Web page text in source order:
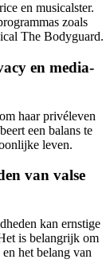
en musicalster.
zoals
The Bodyguard.
en media-
haar privéleven
een balans te
leven.
van valse
kan ernstige
is belangrijk om
het belang van